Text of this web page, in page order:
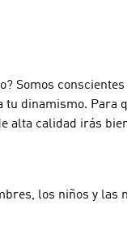
Somos
dinamismo. Para
alta calidad irás
los niños y